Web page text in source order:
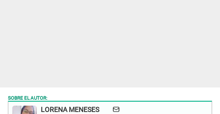
SOBRE EL AUTOR:
LORENA MENESES